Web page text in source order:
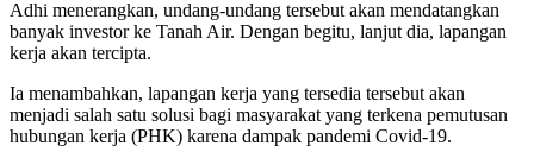
Adhi menerangkan, undang-undang tersebut akan mendatangkan
banyak investor ke Tanah Air. Dengan begitu, lanjut dia, lapangan
kerja akan tercipta.
Ia menambahkan, lapangan kerja yang tersedia tersebut akan
menjadi salah satu solusi bagi masyarakat yang terkena pemutusan
hubungan kerja (PHK) karena dampak pandemi Covid-19.